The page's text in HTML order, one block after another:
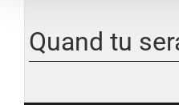
Quand tu